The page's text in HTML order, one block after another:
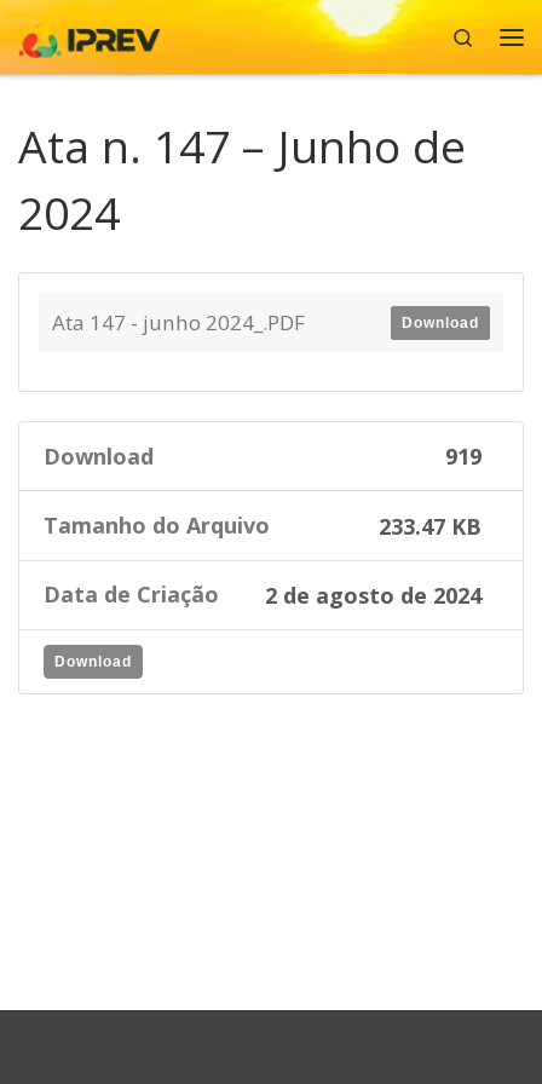
Skip to content
Search
Ata n. 147 – Junho de
2024
Ata 147 - junho 2024_.PDF Download
Download 919
Tamanho do Arquivo 233.47 KB
Data de Criação 2 de agosto de 2024
Download